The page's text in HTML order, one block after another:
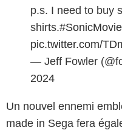
p.s. I need to buy
shirts.
pic.twitter.com/
— Jeff Fowler
2024
Un nouvel ennemi
made in Sega fera